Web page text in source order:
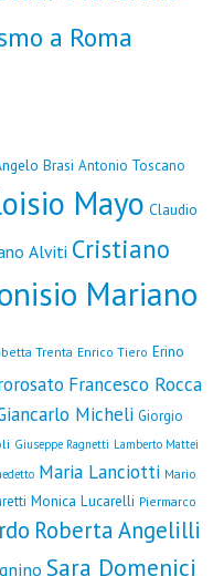
a Roma
Brasi Antonio Toscano
Mayo Claudio
Alviti Cristiano
Mariano
Trenta Enrico Tiero Erino
Francesco Rocca
Micheli Giorgio
Giuseppe Ragnetti Lamberto Mattei
Maria Lanciotti Mario
Monica Lucarelli Piermarco
Roberta Angelilli
Sara Domenici